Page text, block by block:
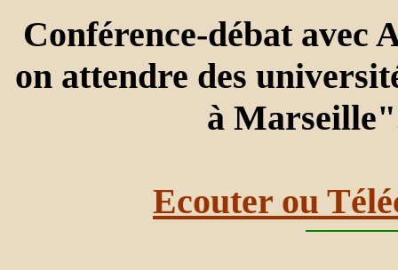
Conférence-débat avec
on attendre des
à
Ecouter ou